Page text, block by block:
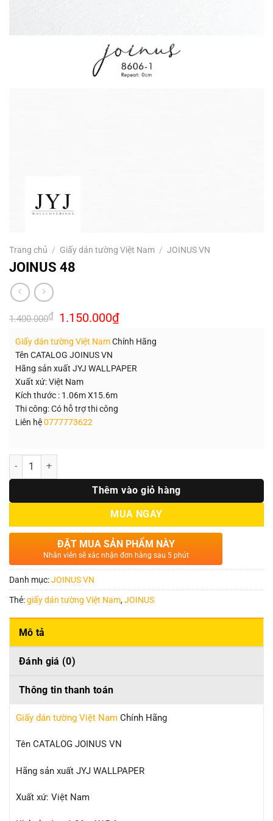
Trang chủ / Giấy dán tường Việt Nam / JOINUS VN
JOINUS 48
1.400.000₫ Giá
gốc
1.400.000₫.
1.150.000₫Giá
hiện
là:
Giấy dán tường Việt NamChính Hãng
Tên CATALOG JOINUS VN
Hãng sản xuất JYJ WALLPAPER
Xuất xứ: Việt Nam
Kích thước : 1.06m X15.6m
Thi công: Có hỗ trợ thi công
Liên hệ0777773622
Số lượng
Thêm vào giỏ hàng
MUA NGAY
ĐẶT MUA SẢN PHẨM NÀY
Nhân viên sẽ xác nhận đơn hàng sau 5 phút
Danh mục:JOINUS VN
Thẻ:giấy dán tường Việt Nam,JOINUS
Mô tả
Đánh giá (0)
Thông tin thanh toán
Giấy dán tường Việt Nam Chính Hãng
Tên CATALOG JOINUS VN
Hãng sản xuất JYJ WALLPAPER
Xuất xứ: Việt Nam